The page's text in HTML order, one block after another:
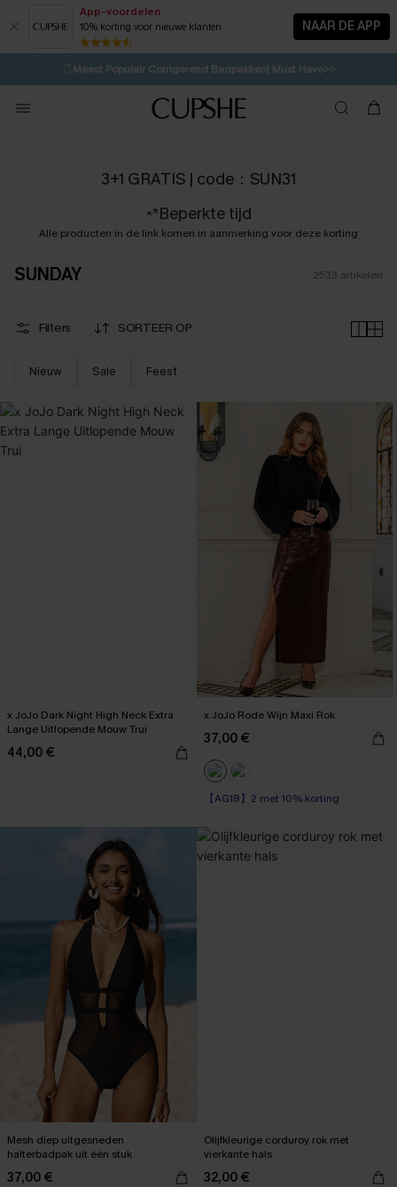
App-voordelen
10% korting voor nieuwe klanten NAAR DE APP
⚡️LAATSTE KANS | Tot 50% korting>>
Meest Populair Corrigerend Badpakken| Must Have>>
💌Abonneer je & ontvang tot 15% korting>>
Koop 3, krijg 15% korting | CODE: SW15
3+1 GRATIS | code：SUN31
**Beperkte tijd
Alle producten in de link komen in aanmerking voor deze korting
SUNDAY 2533 artikelen
Filters SORTEER OP
Nieuw Sale Feest
x JoJo Dark Night High Neck Extra
Lange Uitlopende Mouw Trui
44,00 €
x JoJo Rode Wijn Maxi Rok
37,00 €
【AG18】2 met 10% korting
Mesh diep uitgesneden
halterbadpak uit één stuk
37,00 €
Olijfkleurige corduroy rok met
vierkante hals
32,00 €